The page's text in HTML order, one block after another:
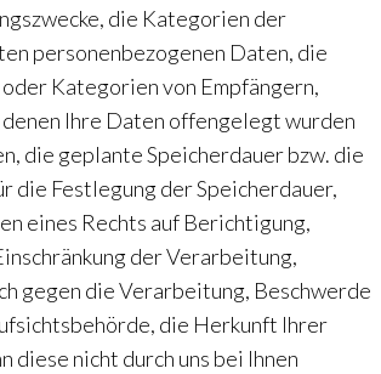
die Kategorien der
personenbezogenen Daten, die
Kategorien von Empfängern,
Ihre Daten offengelegt wurden
die geplante Speicherdauer bzw. die
die Festlegung der Speicherdauer,
eines Rechts auf Berichtigung,
der Verarbeitung,
gegen die Verarbeitung, Beschwerde
die Herkunft Ihrer
diese nicht durch uns bei Ihnen